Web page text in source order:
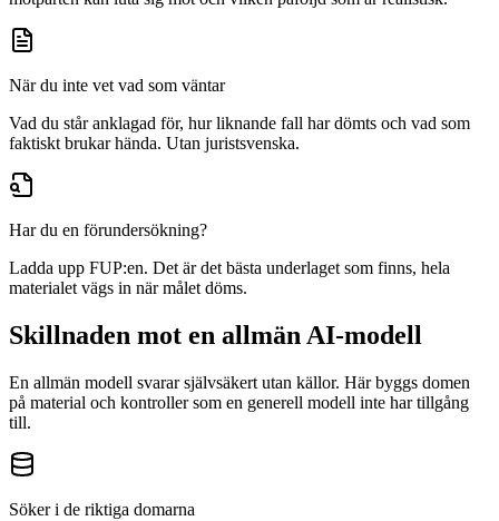
När du inte vet vad som väntar
Vad du står anklagad för, hur liknande fall har dömts och vad som
faktiskt brukar hända. Utan juristsvenska.
Har du en förundersökning?
Ladda upp FUP:en. Det är det bästa underlaget som finns, hela
materialet vägs in när målet döms.
Skillnaden mot en allmän AI-modell
En allmän modell svarar självsäkert utan källor. Här byggs domen
på material och kontroller som en generell modell inte har tillgång
till.
Söker i de riktiga domarna